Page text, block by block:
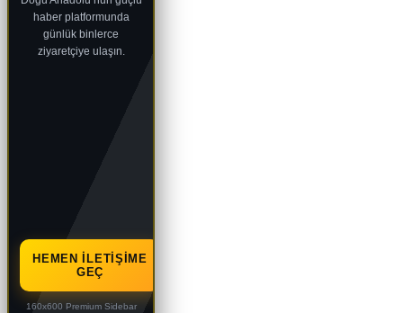
haber platformunda
günlük binlerce
ziyaretçiye ulaşın.
HEMEN İLETIŞIME
GEÇ
160x600 Premium Sidebar